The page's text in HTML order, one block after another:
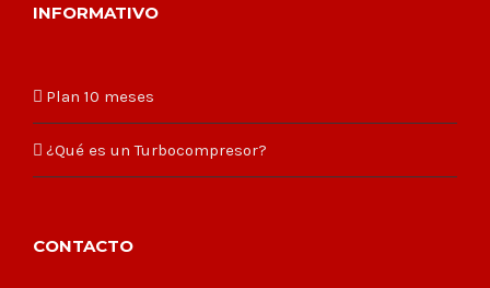
INFORMATIVO
Plan 10 meses
¿Qué es un Turbocompresor?
CONTACTO